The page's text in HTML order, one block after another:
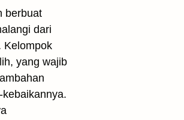
berbuat
dari
Kelompok
yang wajib